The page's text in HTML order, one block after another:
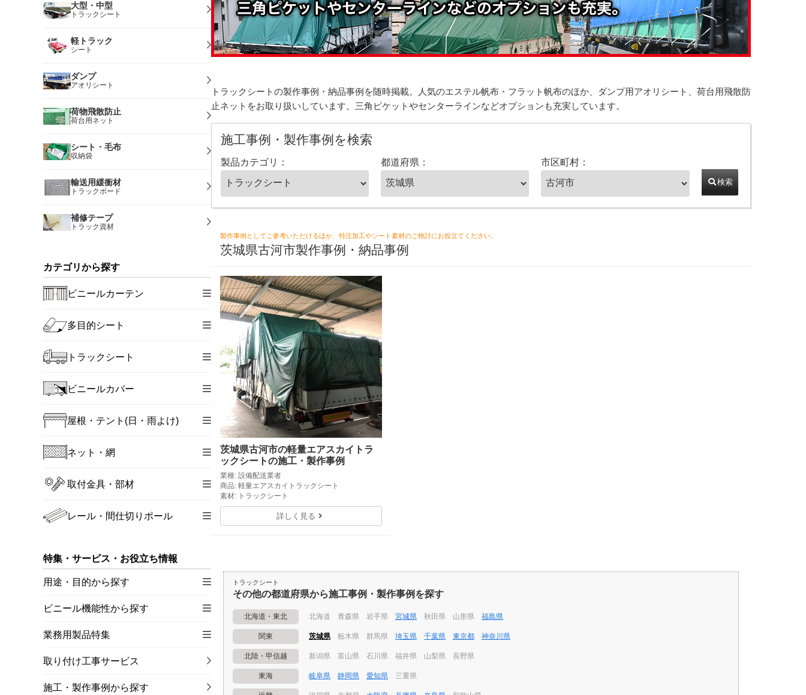
トラックシートの製作事例・納品事例を随時掲載。人気のエステル帆布・フラット帆布のほか、ダンプ用アオリシート、荷台用飛散防
止ネットをお取り扱いしています。三角ピケットやセンターラインなどオプションも充実しています。
施工事例・製作事例を検索
製品カテゴリ： 都道府県： 市区町村：
検索
製作事例としてご参考いただけるほか、特注加工やシート素材のご検討にお役立てください。
茨城県古河市製作事例・納品事例
茨城県古河市の軽量エアスカイトラ
ックシートの施工・製作事例
業種: 設備配送業者
商品: 軽量エアスカイトラックシート
素材: トラックシート
詳しく見る
トラックシート
その他の都道府県から施工事例・製作事例を探す
北海道・東北 北海道 青森県 岩手県 宮城県 秋田県 山形県 福島県
関東 茨城県 栃木県 群馬県 埼玉県 千葉県 東京都 神奈川県
北陸・甲信越 新潟県 富山県 石川県 福井県 山梨県 長野県
東海 岐阜県 静岡県 愛知県 三重県
大型・中型
トラックシート
軽トラック
シート
ダンプ
アオリシート
荷物飛散防止
荷台用ネット
シート・毛布
収納袋
輸送用緩衝材
トラックボード
補修テープ
トラック資材
カテゴリから探す
ビニールカーテン
多目的シート
トラックシート
ビニールカバー
屋根・テント(日・雨よけ)
ネット・網
取付金具・部材
レール・間仕切りポール
特集・サービス・お役立ち情報
用途・目的から探す
ビニール機能性から探す
業務用製品特集
取り付け工事サービス
施工・製作事例から探す